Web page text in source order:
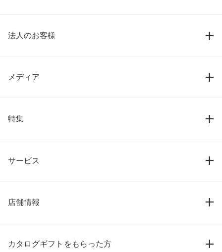
法人のお客様
メディア
特集
サービス
店舗情報
カタログギフトをもらった方